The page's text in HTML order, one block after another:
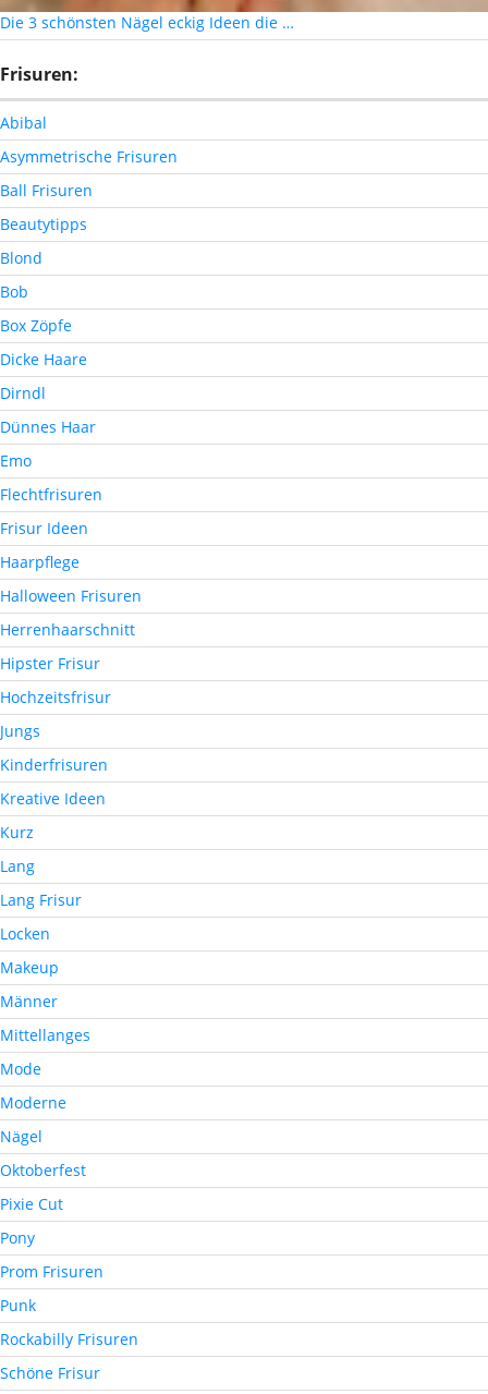
Die 3 schönsten Nägel eckig Ideen die …
Frisuren:
Abibal
Asymmetrische Frisuren
Ball Frisuren
Beautytipps
Blond
Bob
Box Zöpfe
Dicke Haare
Dirndl
Dünnes Haar
Emo
Flechtfrisuren
Frisur Ideen
Haarpflege
Halloween Frisuren
Herrenhaarschnitt
Hipster Frisur
Hochzeitsfrisur
Jungs
Kinderfrisuren
Kreative Ideen
Kurz
Lang
Lang Frisur
Locken
Makeup
Männer
Mittellanges
Mode
Moderne
Nägel
Oktoberfest
Pixie Cut
Pony
Prom Frisuren
Punk
Rockabilly Frisuren
Schöne Frisur